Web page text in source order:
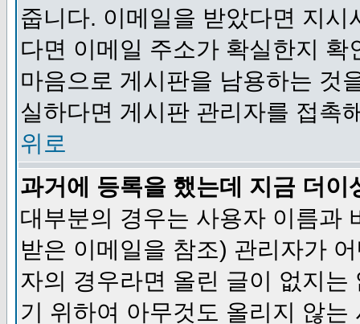
줍니다. 이메일을 받았다면 지
다면 이메일 주소가 확실한지
마음으로 게시판을 남용하는 것
실하다면 게시판 관리자를 접촉
위로
과거에 등록을 했는데 지금 더
대부분의 경우는 사용자 이름과
받은 이메일을 참조) 관리자가
자의 경우라면 올린 글이 없지
기 위하여 아무것도 올리지 않